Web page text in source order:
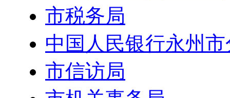
市税务局
中国人民银行永州
市信访局